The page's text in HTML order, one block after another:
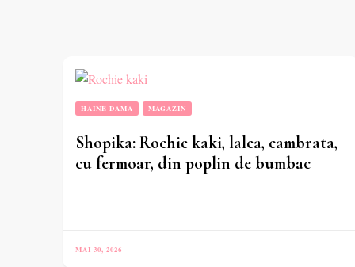
HAINE DAMA MAGAZIN
Shopika: Rochie kaki, lalea, cambrata,
cu fermoar, din poplin de bumbac
MAI 30, 2026